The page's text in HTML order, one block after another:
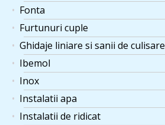
Fonta
Furtunuri cuple
Ghidaje liniare si sanii de culisare
Ibemol
Inox
Instalatii apa
Instalatii de ridicat